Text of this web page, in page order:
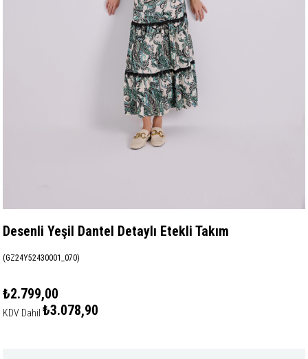
Desenli Yeşil Dantel Detaylı Etekli Takım
(GZ24Y52430001_070)
₺2.799,00
KDV Dahil ₺3.078,90